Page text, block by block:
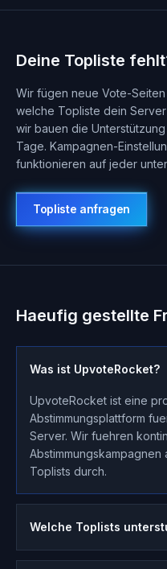
Deine Topliste
Wir fügen neue Vote-Seiten
welche Topliste dein
wir bauen die
Tage. Kampagnen-
funktionieren auf jeder
Topliste anfragen
Haeufig gestellte
Was ist UpvoteRocket?
UpvoteRocket ist eine
Abstimmungsplattform
Server. Wir fuehren
Toplists durch.
Welche Toplists